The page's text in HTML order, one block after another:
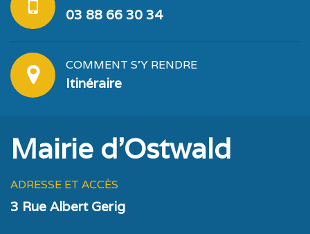
03 88 66 30 34
COMMENT S'Y RENDRE
Itinéraire
Mairie d'Ostwald
ADRESSE ET ACCÈS
3 Rue Albert Gerig